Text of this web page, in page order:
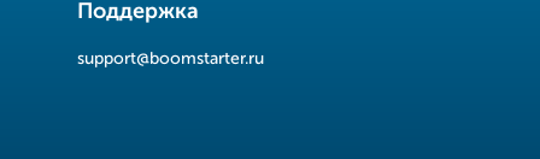
Поддержка
support@boomstarter.ru